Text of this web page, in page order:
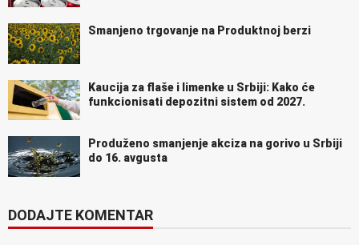
Smanjeno trgovanje na Produktnoj berzi
Kaucija za flaše i limenke u Srbiji: Kako će
funkcionisati depozitni sistem od 2027.
Produženo smanjenje akciza na gorivo u Srbiji
do 16. avgusta
DODAJTE KOMENTAR